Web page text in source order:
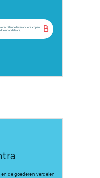
B
leveranciers kopen
kleinhandelaars.
de goederen verdelen